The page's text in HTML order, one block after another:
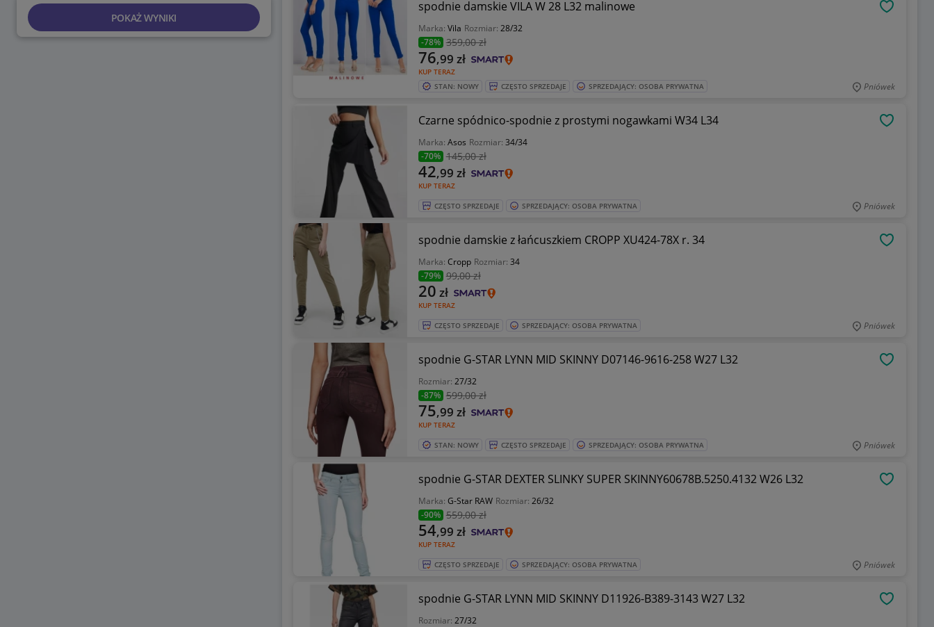
POKAŻ WYNIKI
spodnie damskie VILA W 28 L32 malinowe
Marka: Vila Rozmiar: 28/32
-78% 359,00 zł
KUP TERAZ
76,99 zł
STAN: NOWY CZĘSTO SPRZEDAJE SPRZEDAJĄCY: OSOBA PRYWATNA Pniówek
Czarne spódnico-spodnie z prostymi nogawkami W34 L34
Marka: Asos Rozmiar: 34/34
-70% 145,00 zł
KUP TERAZ
42,99 zł
CZĘSTO SPRZEDAJE SPRZEDAJĄCY: OSOBA PRYWATNA Pniówek
spodnie damskie z łańcuszkiem CROPP XU424-78X r. 34
Marka: Cropp Rozmiar: 34
-79% 99,00 zł
KUP TERAZ
20 zł
CZĘSTO SPRZEDAJE SPRZEDAJĄCY: OSOBA PRYWATNA Pniówek
spodnie G-STAR LYNN MID SKINNY D07146-9616-258 W27 L32
Rozmiar: 27/32
-87% 599,00 zł
KUP TERAZ
75,99 zł
STAN: NOWY CZĘSTO SPRZEDAJE SPRZEDAJĄCY: OSOBA PRYWATNA Pniówek
spodnie G-STAR DEXTER SLINKY SUPER SKINNY60678B.5250.4132 W26 L32
Marka: G-Star RAW Rozmiar: 26/32
-90% 559,00 zł
KUP TERAZ
54,99 zł
CZĘSTO SPRZEDAJE SPRZEDAJĄCY: OSOBA PRYWATNA Pniówek
spodnie G-STAR LYNN MID SKINNY D11926-B389-3143 W27 L32
Rozmiar: 27/32